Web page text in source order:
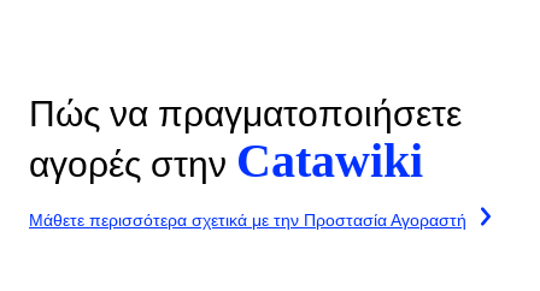
Πώς να πραγματοποιήσετε
αγορές στην Catawiki
Μάθετε περισσότερα σχετικά με την Προστασία Αγοραστή